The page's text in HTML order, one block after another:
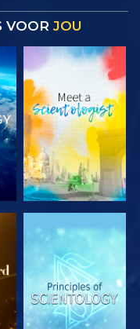
VOOR JOU
VERKEN DE
SERIE